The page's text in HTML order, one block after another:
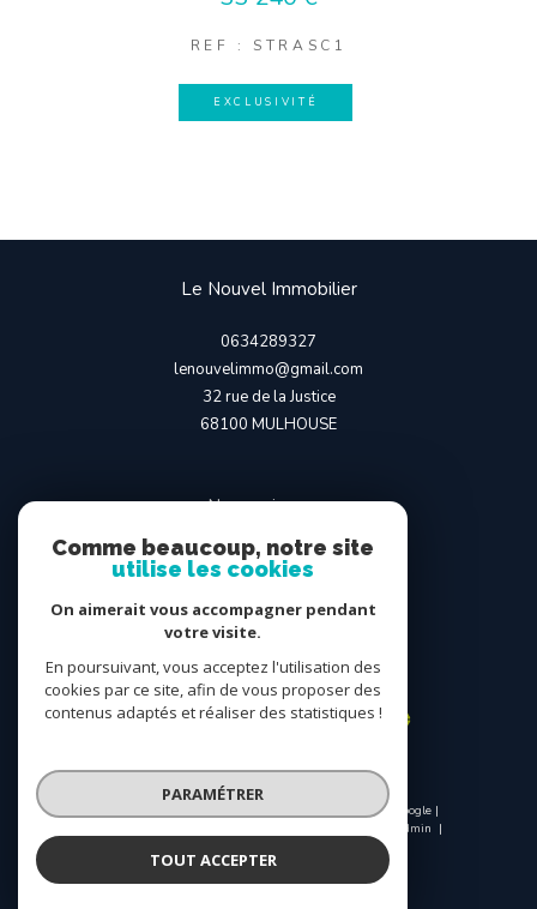
REF : STRASC1
EXCLUSIVITÉ
Le Nouvel Immobilier
0634289327
lenouvelimmo@gmail.com
32 rue de la Justice
68100
MULHOUSE
Nous suivre sur
Adhérents
© 2026 | Tous droits réservés | Traduction powered by Google |
Admin
Comme beaucoup, notre site
utilise les cookies
On aimerait vous accompagner pendant
votre visite.
En poursuivant, vous acceptez l'utilisation des
cookies par ce site, afin de vous proposer des
contenus adaptés et réaliser des statistiques !
PARAMÉTRER
TOUT ACCEPTER